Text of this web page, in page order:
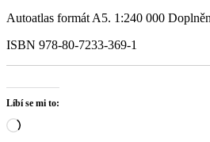
Autoatlas formát A5. 1:240 000
ISBN 978-80-7233-369-1
Líbí se mi to:
Načítání…